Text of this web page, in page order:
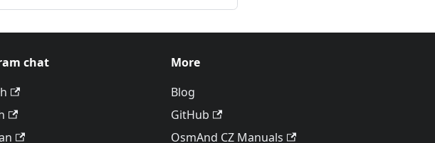
chat
More
Blog
GitHub
OsmAnd CZ Manuals